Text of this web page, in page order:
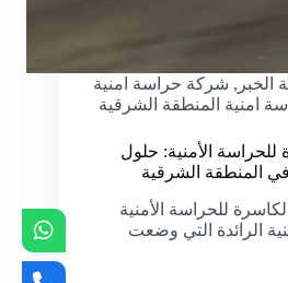
, شركة حراسة امنية
امنية المنطقة الشرقية
الأمنية: حلول
في المنطقة الشرقية
للحراسة الأمنية
الرائدة التي وضعت